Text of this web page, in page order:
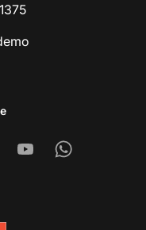
YoutubeWhatsapp